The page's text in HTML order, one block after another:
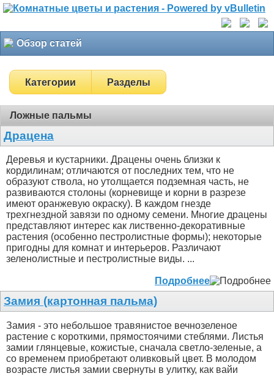
Обзор статей
Категории Разделы
Ложные пальмы
Драцена
Деревья и кустарники. Драцены очень близки к
кордилинам; отличаются от последних тем, что не
образуют ствола, но утолщается подземная часть, не
развиваются столоны (корневище и корни в разрезе
имеют оранжевую окраску). В каждом гнезде
трехгнездной завязи по одному семени. Многие драцены
представляют интерес как лиственно-декоративные
растения (особенно пестролистные формы); некоторые
пригодны для комнат и интерьеров. Различают
зеленолистные и пестролистные виды. ...
Подробнее
Замия (картонная пальма)
Замия - это небольшое травянистое вечнозеленое
растение с короткими, прямостоячими стеблями. Листья
замии глянцевые, кожистые, сначала светло-зеленые, а
со временем приобретают оливковый цвет. В молодом
возрасте листья замии свернуты в улитку, как вайи